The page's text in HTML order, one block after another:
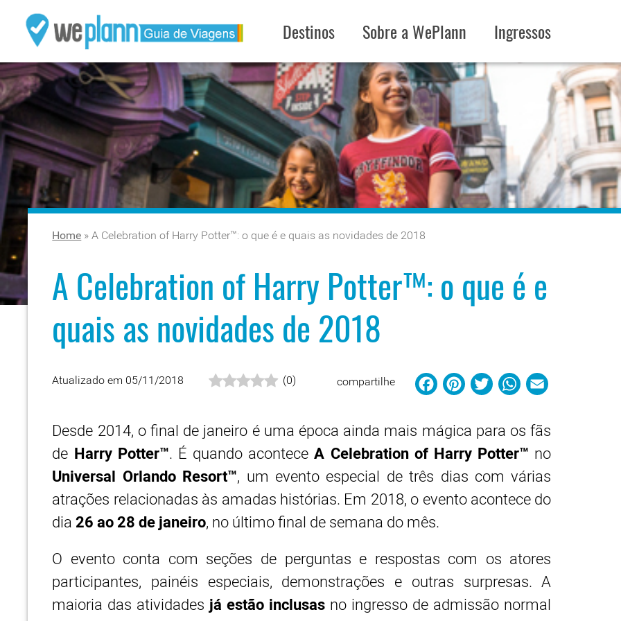
Destinos Sobre a WePlann Ingressos
Home »A Celebration of Harry Potter™: o que é e quais as novidades de 2018
A Celebration of Harry Potter™: o que é e
quais as novidades de 2018
Atualizado em 05/11/2018 (0) compartilhe Facebook
Pinterest
Twitter
Desde 2014, o final de janeiro é uma época ainda mais mágica para os fãs
de Harry Potter™. É quando aconteceA Celebration of Harry Potter™ no
Universal Orlando Resort™, um evento especial de três dias com várias
atrações relacionadas às amadas histórias. Em 2018, o evento acontece do
dia26 ao 28 de janeiro, no último final de semana do mês.
O evento conta com seções de perguntas e respostas com os atores
participantes, painéis especiais, demonstrações e outras surpresas. A
maioria das atividades já estão inclusas no ingresso de admissão normal